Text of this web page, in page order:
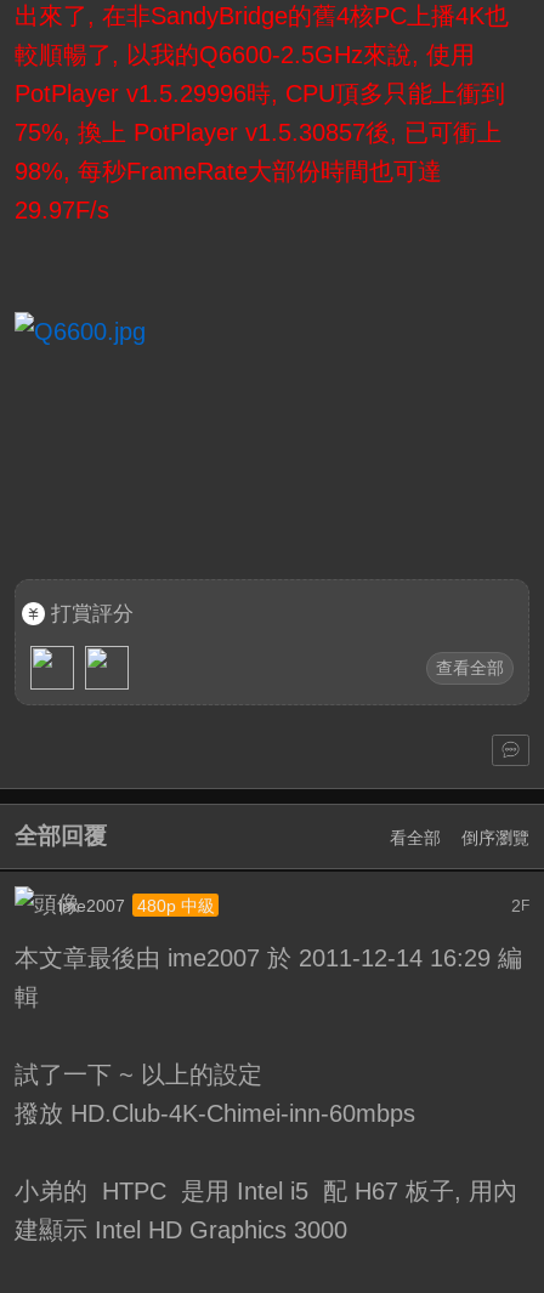
出來了, 在非SandyBridge的舊4核PC上播4K也
較順暢了, 以我的Q6600-2.5GHz來說, 使用
PotPlayer v1.5.29996時, CPU頂多只能上衝到
75%, 換上 PotPlayer v1.5.30857後, 已可衝上
98%, 每秒FrameRate大部份時間也可達
29.97F/s
打賞評分
查看全部
全部回覆 看全部 倒序瀏覽
2F
ime2007 480p 中級
本文章最後由 ime2007 於 2011-12-14 16:29 編
輯
試了一下 ~ 以上的設定
撥放 HD.Club-4K-Chimei-inn-60mbps
小弟的 HTPC 是用 Intel i5 配 H67 板子, 用內
建顯示 Intel HD Graphics 3000